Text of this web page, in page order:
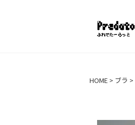
HOME ブラ